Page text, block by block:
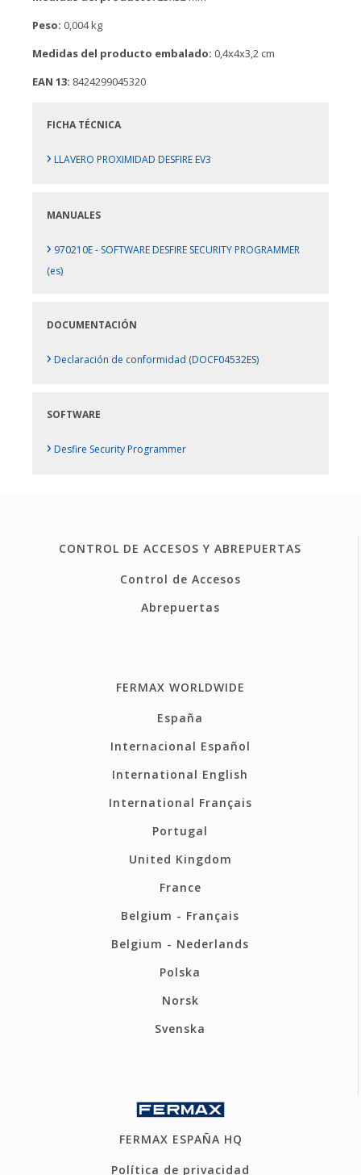
Peso: 0,004 kg
Medidas del producto embalado: 0,4x4x3,2 cm
EAN 13: 8424299045320
FICHA TÉCNICA
› LLAVERO PROXIMIDAD DESFIRE EV3
MANUALES
› 970210E - SOFTWARE DESFIRE SECURITY PROGRAMMER
(es)
DOCUMENTACIÓN
› Declaración de conformidad (DOCF04532ES)
SOFTWARE
› Desfire Security Programmer
CONTROL DE ACCESOS Y ABREPUERTAS
Control de Accesos
Abrepuertas
FERMAX WORLDWIDE
España
Internacional Español
International English
International Français
Portugal
United Kingdom
France
Belgium - Français
Belgium - Nederlands
Polska
Norsk
Svenska
FERMAX ESPAÑA HQ
Política de privacidad